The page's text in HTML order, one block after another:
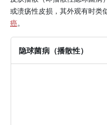
或溃疡性皮损，其外观有时类
癌。
隐球菌病（播散性）